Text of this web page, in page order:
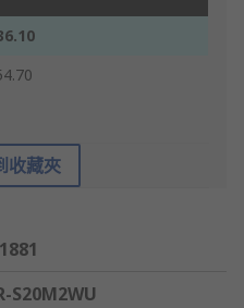
收藏夾
S20M2WU